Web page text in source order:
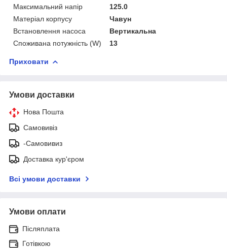
Максимальний напір
125.0
Матеріал корпусу
Чавун
Встановлення насоса
Вертикальна
Споживана потужність (W)
13
Приховати
Умови доставки
Нова Пошта
Самовивіз
-Самовивиз
Доставка кур'єром
Всі умови доставки
Умови оплати
Післяплата
Готівкою